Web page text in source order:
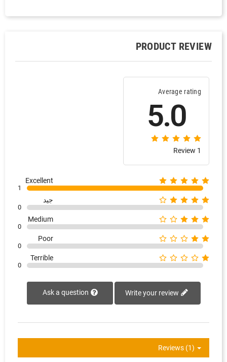
PRODUCT REVIEW
Average rating
5.0
1 Review
Excellent
1
جيد
0
Medium
0
Poor
0
Terrible
0
Reviews (1)